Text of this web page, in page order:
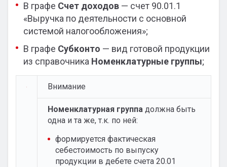
В графе Счет доходов — счет 90.01.1
«Выручка по деятельности с основной
системой налогообложения»;
В графе Субконто — вид готовой продукции
из справочника Номенклатурные группы;
Внимание
Номенклатурная группа должна быть
одна и та же, т.к. по ней:
формируется фактическая
себестоимость по выпуску
продукции в дебете счета 20.01